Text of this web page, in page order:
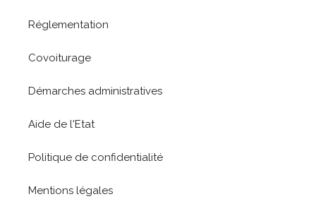
Réglementation
Covoiturage
Démarches administratives
Aide de l'Etat
Politique de confidentialité
Mentions légales